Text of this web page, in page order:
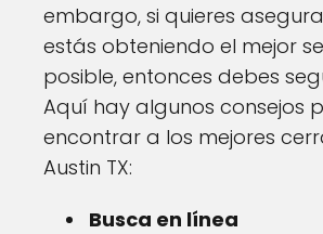
embargo, si quieres
estás obteniendo el mejor
posible, entonces debes
Aquí hay algunos consejos
encontrar a los mejores
Austin TX:
Busca en línea